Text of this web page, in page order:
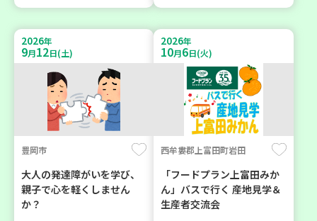
2026年
9月12日(土)
豊岡市
大人の発達障がいを学び、
親子で心を軽くしません
か？
2026年
10月6日(火)
西牟婁郡上富田町岩田
「フードプラン上富田みか
ん」バスで行く 産地見学＆
生産者交流会